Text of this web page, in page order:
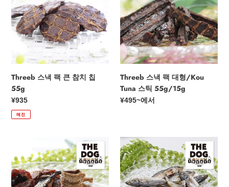
팩
큰
참
치
55g
Threeb 스낵 팩 큰 참치 칩
55g
정
가
¥935
매진
팩
대
형/Kou
Tuna
스
틱
55g/15g
Threeb 스낵 팩 대형/Kou
Tuna 스틱 55g/15g
정
¥495~에서
낵
팩
3B
스
낵
팩